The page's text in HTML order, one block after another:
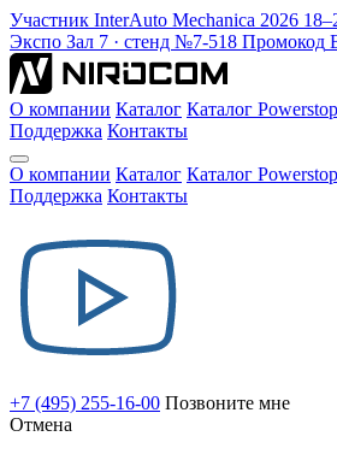
Участник InterAuto Mechanica 2026
Экспо Зал 7 · стенд №7-518 Промокод
О компании Каталог Каталог Powerstop
Поддержка Контакты
О компании Каталог Каталог Powerstop
Поддержка Контакты
+7 (495) 255-16-00 Позвоните мне
Отмена